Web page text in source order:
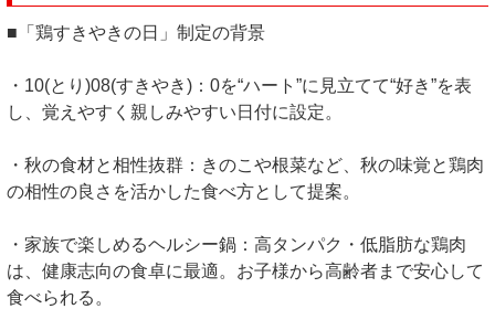
■「鶏すきやきの日」制定の背景
・10(とり)08(すきやき)：0を“ハート”に見立てて“好き”を表
し、覚えやすく親しみやすい日付に設定。
・秋の食材と相性抜群：きのこや根菜など、秋の味覚と鶏肉
の相性の良さを活かした食べ方として提案。
・家族で楽しめるヘルシー鍋：高タンパク・低脂肪な鶏肉
は、健康志向の食卓に最適。お子様から高齢者まで安心して
食べられる。